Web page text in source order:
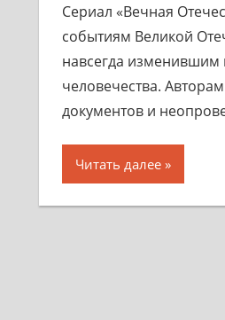
Сериал «Вечная
событиям Великой
навсегда изменившим
человечества.
документов и
Читать далее